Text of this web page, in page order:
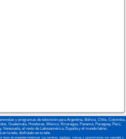
y programas de televisión para Argentina, Bolivia, Chile, Colombia,
Guatemala, Honduras, México, Nicaragua, Panamá, Paraguay, Perú,
el resto de Latinoamérica, España y el mundo latino.
en la tele, disfrútalo en tu tele.